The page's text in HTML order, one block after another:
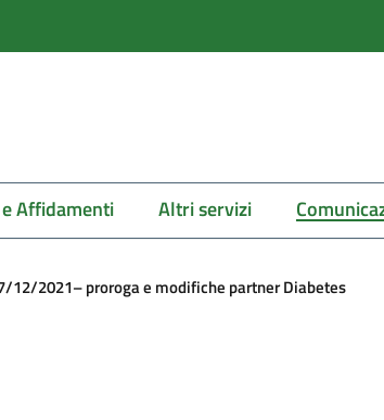
e Affidamenti Altri servizi
12/2021– proroga e modifiche partner Diabetes